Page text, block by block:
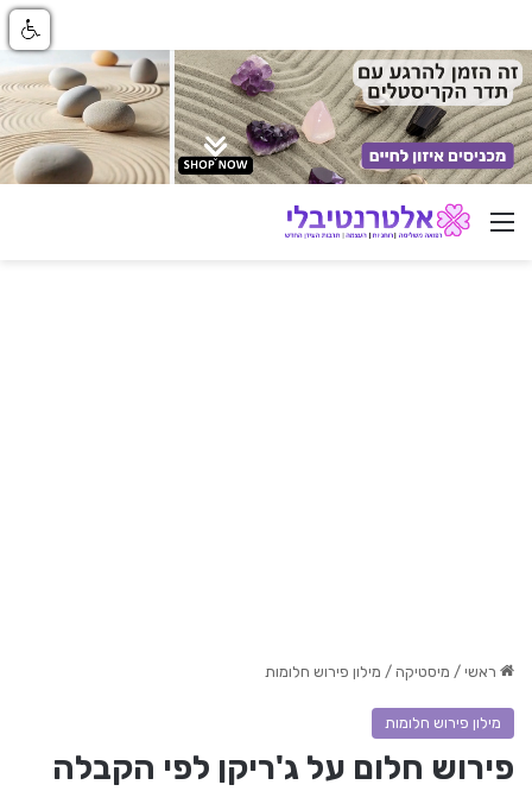
ניווט באתר
ראשי / מיסטיקה / מילון פירוש חלומות
מילון פירוש חלומות
פירוש חלום על ג'ריקן לפי הקבלה